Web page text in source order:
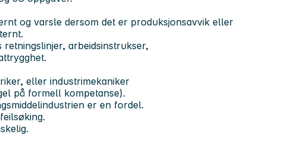
og varsle dersom det er produksjonsavvik eller
arbeidsinstrukser,
eller industrimekaniker
på formell kompetanse).
er en fordel.